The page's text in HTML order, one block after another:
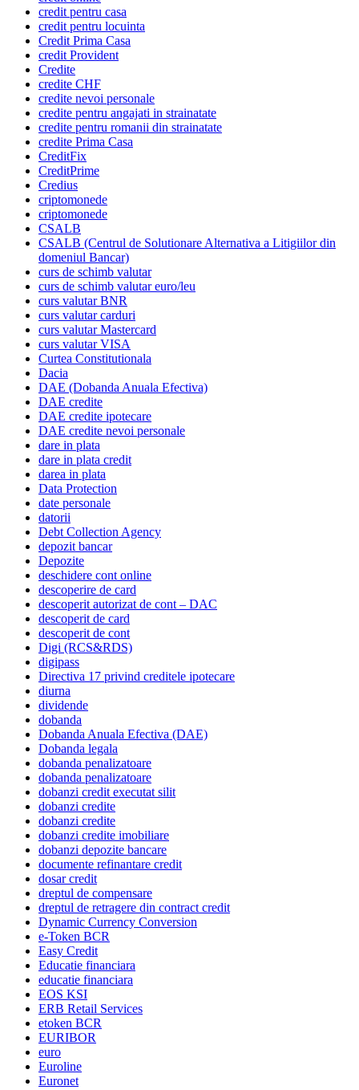
credit pentru casa
credit pentru locuinta
Credit Prima Casa
credit Provident
Credite
credite CHF
credite nevoi personale
credite pentru angajati in strainatate
credite pentru romanii din strainatate
credite Prima Casa
CreditFix
CreditPrime
Credius
criptomonede
criptomonede
CSALB
CSALB (Centrul de Solutionare Alternativa a Litigiilor din
domeniul Bancar)
curs de schimb valutar
curs de schimb valutar euro/leu
curs valutar BNR
curs valutar carduri
curs valutar Mastercard
curs valutar VISA
Curtea Constitutionala
Dacia
DAE (Dobanda Anuala Efectiva)
DAE credite
DAE credite ipotecare
DAE credite nevoi personale
dare in plata
dare in plata credit
darea in plata
Data Protection
date personale
datorii
Debt Collection Agency
depozit bancar
Depozite
deschidere cont online
descoperire de card
descoperit autorizat de cont – DAC
descoperit de card
descoperit de cont
Digi (RCS&RDS)
digipass
Directiva 17 privind creditele ipotecare
diurna
dividende
dobanda
Dobanda Anuala Efectiva (DAE)
Dobanda legala
dobanda penalizatoare
dobanda penalizatoare
dobanzi credit executat silit
dobanzi credite
dobanzi credite
dobanzi credite imobiliare
dobanzi depozite bancare
documente refinantare credit
dosar credit
dreptul de compensare
dreptul de retragere din contract credit
Dynamic Currency Conversion
e-Token BCR
Easy Credit
Educatie financiara
educatie financiara
EOS KSI
ERB Retail Services
etoken BCR
EURIBOR
euro
Euroline
Euronet